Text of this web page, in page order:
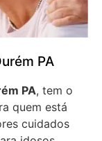
PA
PA, tem o
quem está
cuidados